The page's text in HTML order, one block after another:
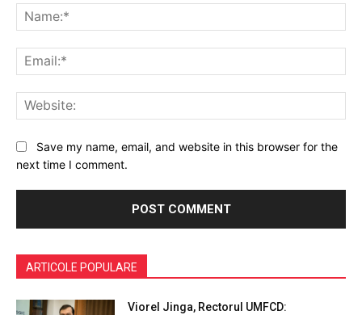
Save my name, email, and website in this browser for the
next time I comment.
ARTICOLE POPULARE
Viorel Jinga, Rectorul UMFCD: